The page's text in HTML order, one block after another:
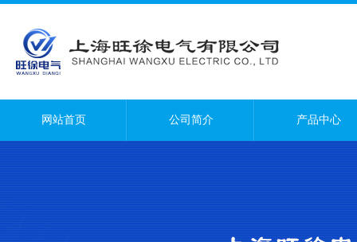
网站首页 公司简介 产品中心